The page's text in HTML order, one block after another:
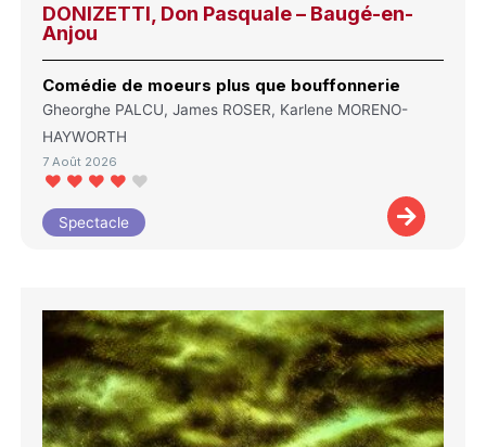
DONIZETTI, Don Pasquale – Baugé-en-
Anjou
Comédie de moeurs plus que bouffonnerie
Gheorghe PALCU, James ROSER, Karlene MORENO-
HAYWORTH
7 Août 2026
Spectacle